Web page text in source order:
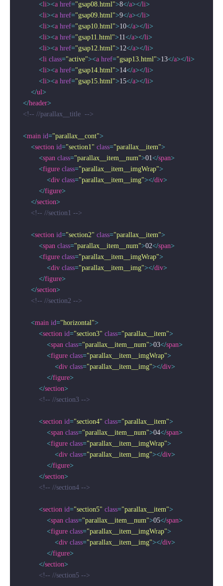
<li><a href="gsap08.html">8</a></li>
<li><a href="gsap09.html">9</a></li>
<li><a href="gsap10.html">10</a></li>
<li><a href="gsap11.html">11</a></li>
<li><a href="gsap12.html">12</a></li>
<li class="active"><a href="gsap13.html">13</a></li>
<li><a href="gsap14.html">14</a></li>
<li><a href="gsap15.html">15</a></li>
</ul>
</header>
<!-- //parallax__title  -->
<main id="parallax__cont">
<section id="section1" class="parallax__item">
<span class="parallax__item__num">01</span>
<figure class="parallax__item__imgWrap">
<div class="parallax__item__img"></div>
</figure>
</section>
<!-- //section1 -->
<section id="section2" class="parallax__item">
<span class="parallax__item__num">02</span>
<figure class="parallax__item__imgWrap">
<div class="parallax__item__img"></div>
</figure>
</section>
<!-- //section2 -->
<main id="horizontal">
<section id="section3" class="parallax__item">
<span class="parallax__item__num">03</span>
<figure class="parallax__item__imgWrap">
<div class="parallax__item__img"></div>
</figure>
</section>
<!-- //section3 -->
<section id="section4" class="parallax__item">
<span class="parallax__item__num">04</span>
<figure class="parallax__item__imgWrap">
<div class="parallax__item__img"></div>
</figure>
</section>
<!-- //section4 -->
<section id="section5" class="parallax__item">
<span class="parallax__item__num">05</span>
<figure class="parallax__item__imgWrap">
<div class="parallax__item__img"></div>
</figure>
</section>
<!-- //section5 -->